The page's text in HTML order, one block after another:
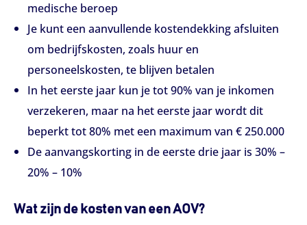
medische beroep
Je kunt een aanvullende kostendekking afsluiten
om bedrijfskosten, zoals huur en
personeelskosten, te blijven betalen
In het eerste jaar kun je tot 90% van je inkomen
verzekeren, maar na het eerste jaar wordt dit
beperkt tot 80% met een maximum van € 250.000
De aanvangskorting in de eerste drie jaar is 30% –
20% – 10%
Wat zijn de kosten van een AOV?